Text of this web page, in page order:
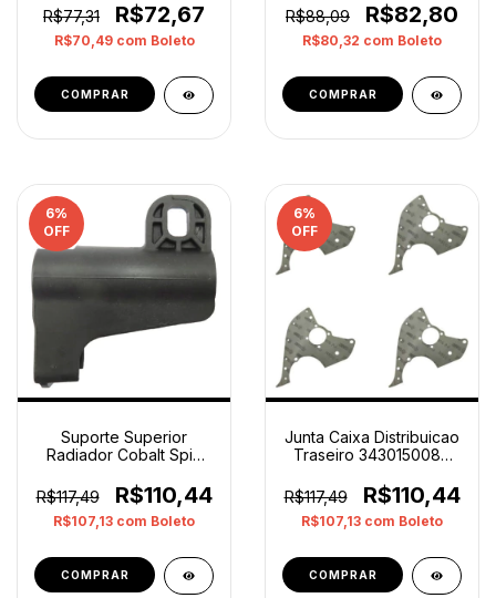
R$77,31
R$72,67
R$70,49 com Boleto
R$88,09
R$82,80
R$80,32 com Boleto
6%
OFF
Suporte Superior
Radiador Cobalt Spin
R$117,49
R$110,44
R$107,13 com Boleto
6%
OFF
Junta Caixa Distribuicao
Traseiro 3430150080
R$117,49
R$110,44
R$107,13 com Boleto